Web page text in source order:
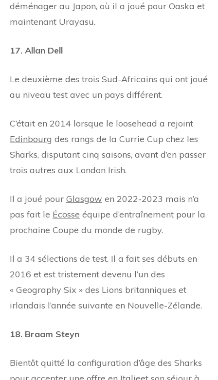
déménager au Japon, où il a joué pour Oaska et
maintenant Urayasu.
17. Allan Dell
Le deuxième des trois Sud-Africains qui ont joué
au niveau test avec un pays différent.
C’était en 2014 lorsque le loosehead a rejoint
Edinbourg des rangs de la Currie Cup chez les
Sharks, disputant cinq saisons, avant d’en passer
trois autres aux London Irish.
Il a joué pour Glasgow en 2022-2023 mais n’a
pas fait le Écosse équipe d’entraînement pour la
prochaine Coupe du monde de rugby.
Il a 34 sélections de test. Il a fait ses débuts en
2016 et est tristement devenu l’un des
« Geography Six » des Lions britanniques et
irlandais l’année suivante en Nouvelle-Zélande.
18. Braam Steyn
Bientôt quitté la configuration d’âge des Sharks